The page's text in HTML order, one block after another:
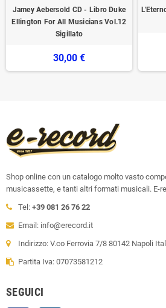
Jamey Aebersold CD - Libro Duke
Ellington For All Musicians Vol.12
Sigillato
30,00 €
Shop online con un catalogo molto vasto
musicassette, e tanti altri formati musicali. E-
Tel: +39 081 26 76 22
Email: info@erecord.it
Indirizzo: V.co Ferrovia 7/8 80142 Napoli
Partita Iva: 07073581212
SEGUICI